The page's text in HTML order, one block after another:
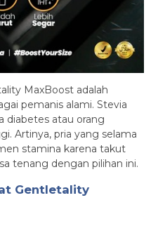
MaxBoost adalah
pemanis alami. Stevia
diabetes atau orang
Artinya, pria yang selama
stamina karena takut
tenang dengan pilihan ini.
Gentletality